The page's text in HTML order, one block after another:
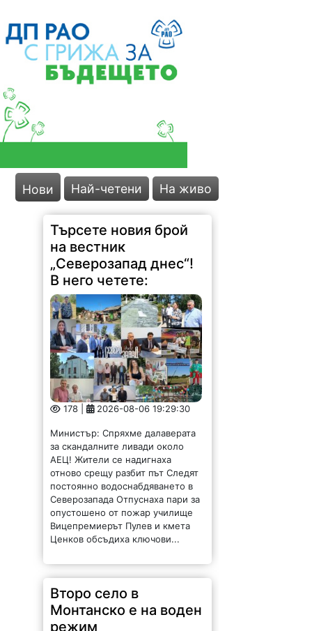
Нови Най-четени На живо
Търсете новия брой
на вестник
„Северозапад днес“!
В него четете:
178 | 2026-08-06 19:29:30
Министър: Спряхме далаверата
за скандалните ливади около
АЕЦ! Жители се надигнаха
отново срещу разбит път Следят
постоянно водоснабдяването в
Северозапада Отпуснаха пари за
опустошено от пожар училище
Вицепремиерът Пулев и кмета
Ценков обсъдиха ключови...
Второ село в
Монтанско е на воден
режим